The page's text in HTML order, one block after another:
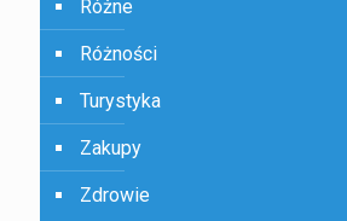
Różne
Różności
Turystyka
Zakupy
Zdrowie